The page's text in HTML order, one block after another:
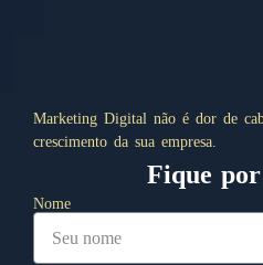
Marketing Digital não é dor de
crescimento da sua empresa.
Fique
Nome